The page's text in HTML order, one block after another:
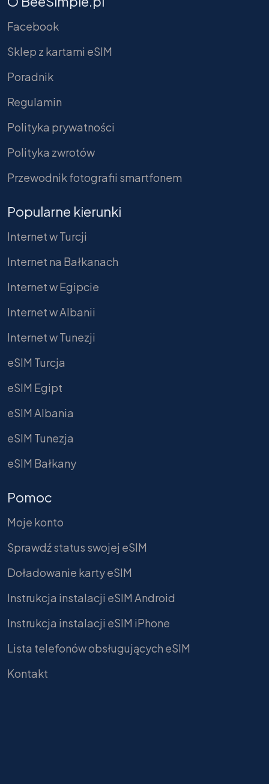
Facebook
Sklep z kartami eSIM
Poradnik
Regulamin
Polityka prywatności
Polityka zwrotów
Przewodnik fotografii smartfonem
Popularne kierunki
Internet w Turcji
Internet na Bałkanach
Internet w Egipcie
Internet w Albanii
Internet w Tunezji
eSIM Turcja
eSIM Egipt
eSIM Albania
eSIM Tunezja
eSIM Bałkany
Pomoc
Moje konto
Sprawdź status swojej eSIM
Doładowanie karty eSIM
Instrukcja instalacji eSIM Android
Instrukcja instalacji eSIM iPhone
Lista telefonów obsługujących eSIM
Kontakt